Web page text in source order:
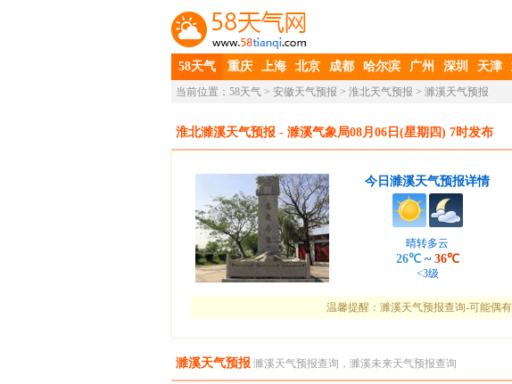
58天气 重庆 上海 北京 成都 哈尔滨 广州 深圳 天津
当前位置： 58天气 > 安徽天气预报 > 淮北天气预报 > 濉溪天气预报
淮北濉溪天气预报 - 濉溪气象局08月06日(星期四) 7时发布
今日濉溪天气预报详情
晴转多云
26℃~ 36℃
<3级
温馨提醒：濉溪天气预报查询-可能偶
濉溪天气预报 濉溪天气预报查询，濉溪未来天气预报查询